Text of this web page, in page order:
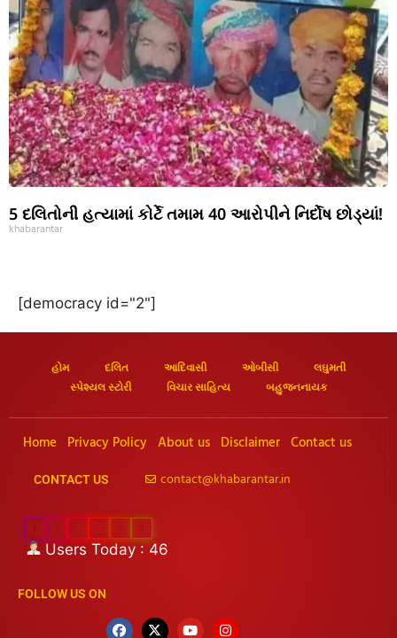
5 દલિતોની હત્યામાં કોર્ટે તમામ 40 આરોપીને નિર્દોષ છોડ્યાં!
khabarantar
[democracy id="2"]
હોમ દલિત આદિવાસી ઓબીસી
લઘુમતી
સ્પેશ્યલ સ્ટોરી
વિચાર સાહિત્ય બહુજનનાયક
Home Privacy Policy About us Disclaimer Contact us
CONTACT US contact@khabarantar.in
2 4
Users Today : 46
FOLLOW US ON